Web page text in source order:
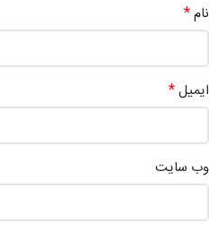
نام*
ایمیل*
وب‌ سایت